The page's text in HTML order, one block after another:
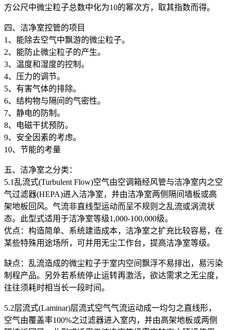
方公尺中微尘粒子总数中化为10的幂次方，取其指数而得。
四、洁净室控管的项目
1、能除去空气中飘游的微尘粒子。
2、能防止微尘粒子的产生。
3、温度和湿度的控制。
4、压力的调节。
5、有害气体的排除。
6、结构物与隔间的气密性。
7、静电的防制。
8、电磁干扰预防。
9、安全因素的考虑。
10、节能的考量
五、洁净室之分类：
5.1乱流式(Turbulent Flow)空气由空调箱经风管与洁净室内之空
气过滤器(HEPA)进入洁净室，并由洁净室两侧隔间墙板或高
架地板回风。气流非直线型运动而呈不规则之乱流或涡流状
态。此型式适用于洁净室等级1,000-100,000级。
优点：构造简单、系统建造成本，洁净室之扩充比较容易，在
某些特殊用途场所，可并用无尘工作台，提高洁净室等级。
缺点：乱流造成的微尘粒子于室内空间飘浮不易排出，易污染
制程产品。另外若系统停止运转再激活，欲达需求之无尘度，
往往须耗时相当长一段时间。
5.2层流式(Laminar)层流式空气气流运动成一均匀之直线形，
空气由覆盖率100%之过滤器进入室内，并由高架地板或两侧